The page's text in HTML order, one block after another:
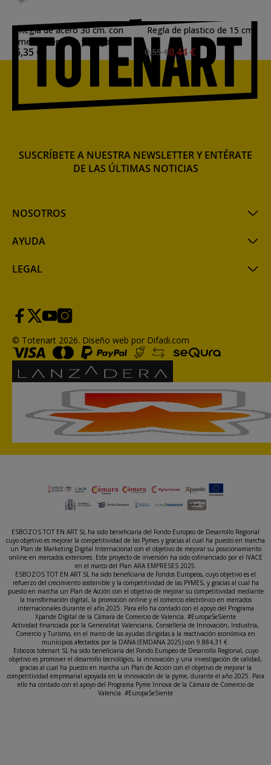
Regla de acero 30 cm. con
metrica en cms y pulgadas
5,35 €
Regla de plastico de 15 cm
0,55 €0,44 €
NOSOTROS
AYUDA
LEGAL
SUSCRÍBETE A NUESTRA NEWSLETTER Y ENTÉRATE
DE LAS ÚLTIMAS NOTICIAS
© Totenart 2026. Diseño web por Difadi.com
ESBOZOS TOT EN ART SL ha sido beneficiaria del Fondo Europeo de Desarrollo Regional
cuyo objetivo es mejorar la competitividad de las Pymes y gracias al cual ha puesto en marcha
un Plan de Marketing Digital Internacional con el objetivo de mejorar su posicionamiento
online en mercados exteriores. Este proyecto de inversión ha sido cofinanciado por el IVACE
en el marco del Plan ARA EMPRESES 2025.
ESBOZOS TOT EN ART SL ha sido beneficiaria de Fondos Europeos, cuyo objetivo es el
refuerzo del crecimiento sostenible y la competitividad de las PYMES, y gracias al cual ha
puesto en marcha un Plan de Acción con el objetivo de mejorar su competitividad mediante
la transformación digital, la promoción online y el comercio electrónico en mercados
internacionales durante el año 2025. Para ello ha contado con el apoyo del Programa
Xpande Digital de la Cámara de Comercio de Valencia. #EuropaSeSiente
Actividad financiada por la Generalitat Valenciana, Conselleria de Innovación, Industria,
Comercio y Turismo, en el marco de las ayudas dirigidas a la reactivación económica en
municipios afectados por la DANA (EMDANA 2025) con 9.884,31 €.
Esbozos totenart SL ha sido beneficiaria del Fondo Europeo de Desarrollo Regional, cuyo
objetivo es promover el desarrollo tecnológico, la innovación y una investigación de calidad,
gracias al cual ha puesto en marcha un Plan de Acción con el objetivo de mejorar la
competitividad empresarial apoyada en la innovación de la pyme, durante el año 2025. Para
ello ha contado con el apoyo del Programa Pyme Innova de la Cámara de Comercio de
Valencia. #EuropaSeSiente